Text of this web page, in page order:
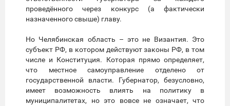
проведённого через конкурс (а фактически
назначенного свыше) главу.
Но Челябинская область – это не Византия. Это
субъект РФ, в котором действуют законы РФ, в том
числе и Конституция. Которая прямо определяет,
что местное самоуправление отделено от
государственной власти. Губернатор, безусловно,
имеет возможность влиять на политику в
муниципалитетах, но это вовсе не означает, что